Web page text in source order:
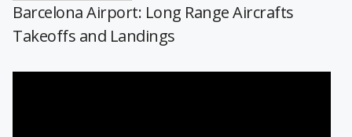
Barcelona Airport: Long Range Aircrafts
Takeoffs and Landings